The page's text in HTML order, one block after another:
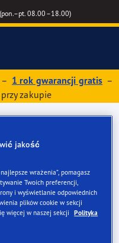
08.00–18.00)
1 rok gwarancji gratis –
zakupie
jakość
wrażenia”, pomagasz
Twoich preferencji,
i wyświetlanie odpowiednich
plików cookie w sekcji
więcej w naszej sekcji
Polityka